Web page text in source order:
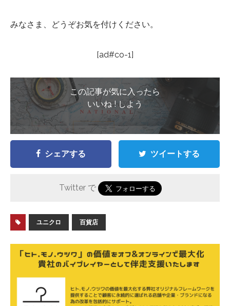
みなさま、どうぞお気を付けください。
[ad#co-1]
この記事が気に入ったら
いいね ! しよう
シェアする ツイートする
Twitter で
ユニクロ 百貨店